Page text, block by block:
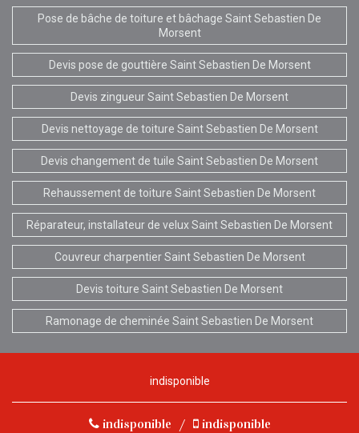
Pose de bâche de toiture et bâchage Saint Sebastien De
Morsent
Devis pose de gouttière Saint Sebastien De Morsent
Devis zingueur Saint Sebastien De Morsent
Devis nettoyage de toiture Saint Sebastien De Morsent
Devis changement de tuile Saint Sebastien De Morsent
Rehaussement de toiture Saint Sebastien De Morsent
Réparateur, installateur de velux Saint Sebastien De Morsent
Couvreur charpentier Saint Sebastien De Morsent
Devis toiture Saint Sebastien De Morsent
Ramonage de cheminée Saint Sebastien De Morsent
indisponible
indisponible / indisponible